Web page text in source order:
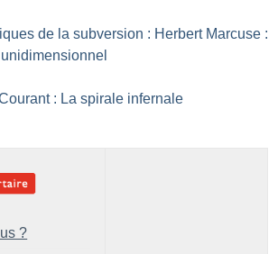
de la subversion : Herbert Marcuse :
unidimensionnel
: La spirale infernale
?